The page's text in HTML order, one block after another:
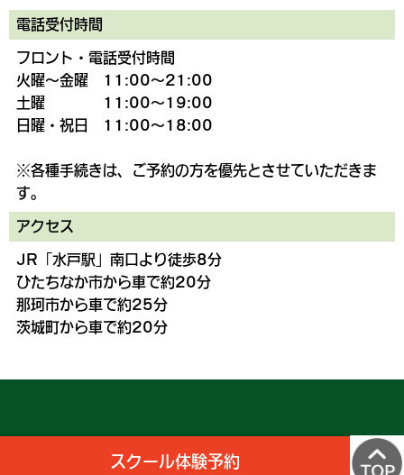
スクール体験予約
電話受付時間
フロント・電話受付時間
火曜～金曜 11:00～21:00
土曜 11:00～19:00
日曜・祝日 11:00～18:00
※各種手続きは、ご予約の方を優先とさせていただきま
す。
アクセス
JR「水戸駅」南口より徒歩8分
ひたちなか市から車で約20分
那珂市から車で約25分
茨城町から車で約20分